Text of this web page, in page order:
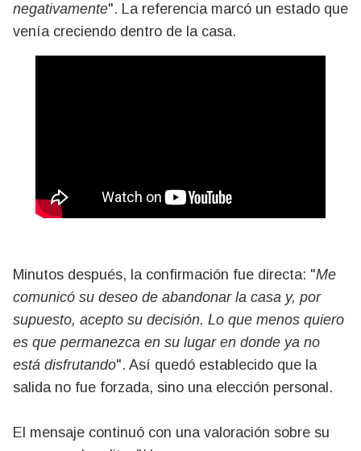
negativamente". La referencia marcó un estado que
venía creciendo dentro de la casa.
Minutos después, la confirmación fue directa: "Me
comunicó su deseo de abandonar la casa y, por
supuesto, acepto su decisión. Lo que menos quiero
es que permanezca en su lugar en donde ya no
está disfrutando". Así quedó establecido que la
salida no fue forzada, sino una elección personal.
El mensaje continuó con una valoración sobre su